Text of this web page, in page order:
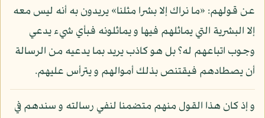
عن قولهم: «ما نراك إلا بشرا مثلنا» يريدون به أنه ليس معه
إلا البشرية التي يماثلهم فيها و يماثلونه فبأي شيء يدعي
وجوب اتباعهم له؟ بل هو كاذب يريد بما يدعيه من الرسالة
أن يصطادهم فيقتنص بذلك أموالهم و يترأس عليهم.
و إذ كان هذا القول منهم متضمنا لنفي رسالته و سندهم في